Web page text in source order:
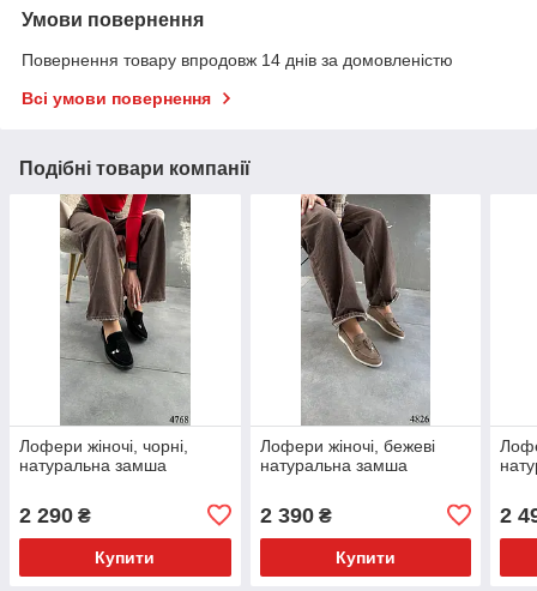
Умови повернення
Повернення товару впродовж 14 днів за домовленістю
Всі умови повернення
Подібні товари компанії
Лофери жіночі, чорні,
натуральна замша
2 290 ₴
Купити
Лофери жіночі, бежеві
натуральна замша
2 390₴
Купити
2